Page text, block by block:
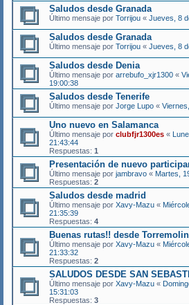
Saludos desde Granada
Último mensaje por Torrijou « Jueves, 8
Saludos desde Granada
Último mensaje por Torrijou « Jueves, 8
Saludos desde Denia
Último mensaje por arrebufo_xjr1300 «
19:00:38
Saludos desde Tenerife
Último mensaje por Jorge Lupo «
Uno nuevo en Salamanca
Último mensaje por clubfjr1300es «
21:43:44
Respuestas: 1
Presentación de nuevo
Último mensaje por jambravo « Martes,
Respuestas: 2
Saludos desde madrid
Último mensaje por Xavy-Mazu «
21:35:39
Respuestas: 4
Buenas rutas!! desde
Último mensaje por Xavy-Mazu «
21:33:32
Respuestas: 2
SALUDOS DESDE SAN
Último mensaje por Xavy-Mazu «
15:31:03
Respuestas: 3